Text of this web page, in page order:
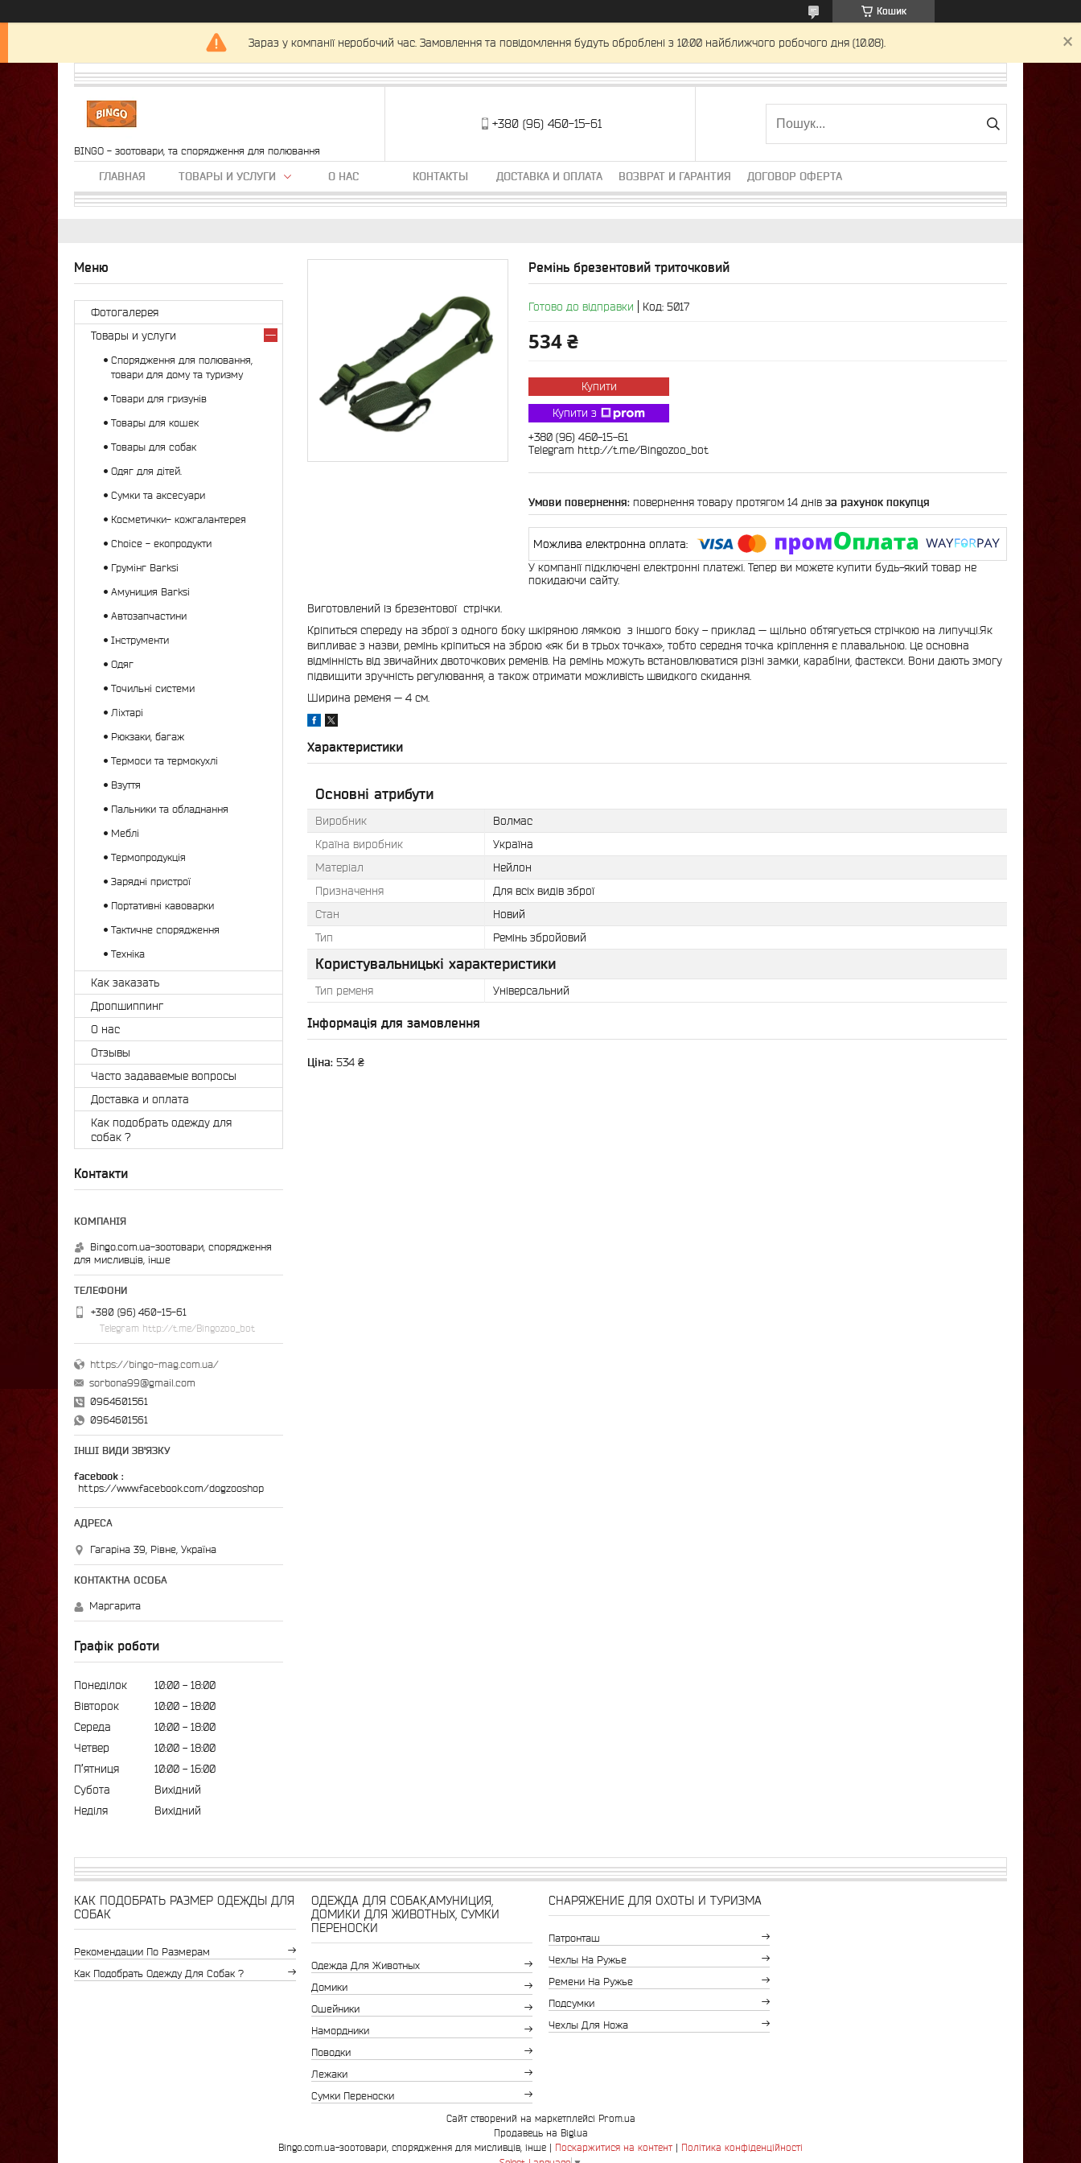
Кошик
Зараз у компанії неробочий час. Замовлення та повідомлення будуть оброблені з 10:00 найближчого робочого дня (10.08).
BINGO - зоотовари, та спорядження для полювання
+380 (96) 460-15-61
ГЛАВНАЯ ТОВАРЫ И УСЛУГИ О НАС КОНТАКТЫ ДОСТАВКА И ОПЛАТА ВОЗВРАТ И ГАРАНТИЯ ДОГОВОР ОФЕРТА
Ремінь брезентовий триточковий
Готово до відправки Код: 5017
534 ₴
Купити
Купити з
+380 (96) 460-15-61
Telegram http://t.me/Bingozoo_bot
повернення товару протягом 14 днів за рахунок покупця
У компанії підключені електронні платежі. Тепер ви можете купити будь-який товар не
покидаючи сайту.
Виготовлений із брезентової стрічки.
Кріпиться спереду на зброї з одного боку шкіряною лямкою з іншого боку – приклад — щільно обтягується стрічкою на липучці.Як
випливає з назви, ремінь кріпиться на зброю «як би в трьох точках», тобто середня точка кріплення є плавальною. Це основна
відмінність від звичайних двоточкових ременів. На ремінь можуть встановлюватися різні замки, карабіни, фастекси. Вони дають змогу
підвищити зручність регулювання, а також отримати можливість швидкого скидання.
Ширина ременя — 4 см.
Характеристики
Основні атрибути
Виробник
Волмас
Країна виробник
Україна
Матеріал
Нейлон
Призначення
Для всіх видів зброї
Стан
Новий
Тип
Ремінь збройовий
Користувальницькі характеристики
Тип ременя Універсальний
Інформація для замовлення
Ціна: 534 ₴
Фотогалерея
Товары и услуги
Спорядження для полювання,
товари для дому та туризму
Товари для гризунів
Товары для кошек
Товары для собак
Одяг для дітей.
Сумки та аксесуари
Косметички- кожгалантерея
Choice - екопродукти
Грумінг Barksi
Амуниция Barksi
Автозапчастини
Інструменти
Одяг
Точильні системи
Ліхтарі
Рюкзаки, багаж
Термоси та термокухлі
Взуття
Пальники та обладнання
Меблі
Термопродукція
Зарядні пристрої
Портативні кавоварки
Тактичне спорядження
Техніка
Как заказать
Дропшиппинг
О нас
Отзывы
Часто задаваемые вопросы
Доставка и оплата
Как подобрать одежду для
собак ?
Контакти
Bingo.com.ua-зоотовари, спорядження
для мисливців, інше
+380 (96) 460-15-61
Telegram http://t.me/Bingozoo_bot
https://bingo-mag.com.ua/
sorbona99@gmail.com
0964601561
0964601561
ІНШІ ВИДИ ЗВ'ЯЗКУ
facebook
https://www.facebook.com/dogzooshop
Гагаріна 39, Рівне, Україна
Маргарита
Графік роботи
Понеділок 10:00
18:00
Вівторок
10:00
18:00
Середа
10:00
18:00
Четвер
10:00
18:00
Пʼятниця
10:00
16:00
Субота
Вихідний
Неділя
Вихідний
КАК ПОДОБРАТЬ РАЗМЕР ОДЕЖДЫ ДЛЯ
СОБАК
Рекомендации По Размерам
Как Подобрать Одежду Для Собак ?
ОДЕЖДА ДЛЯ СОБАК,АМУНИЦИЯ,
ДОМИКИ ДЛЯ ЖИВОТНЫХ, СУМКИ
ПЕРЕНОСКИ
Одежда Для Животных
Домики
Ошейники
Намордники
Поводки
Лежаки
Сумки Переноски
СНАРЯЖЕНИЕ ДЛЯ ОХОТЫ И ТУРИЗМА
Патронташ
Чехлы На Ружье
Ремени На Ружье
Подсумки
Чехлы Для Ножа
Сайт створений на маркетплейсі Prom.ua
Продавець на Bigl.ua
Поскаржитися на контент
Політика конфіденційності